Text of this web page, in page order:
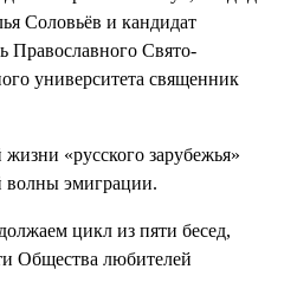
Соловьёв и кандидат
Православного Свято-
университета священник
«русского зарубежья»
волны эмиграции.
цикл из пяти бесед,
Общества любителей